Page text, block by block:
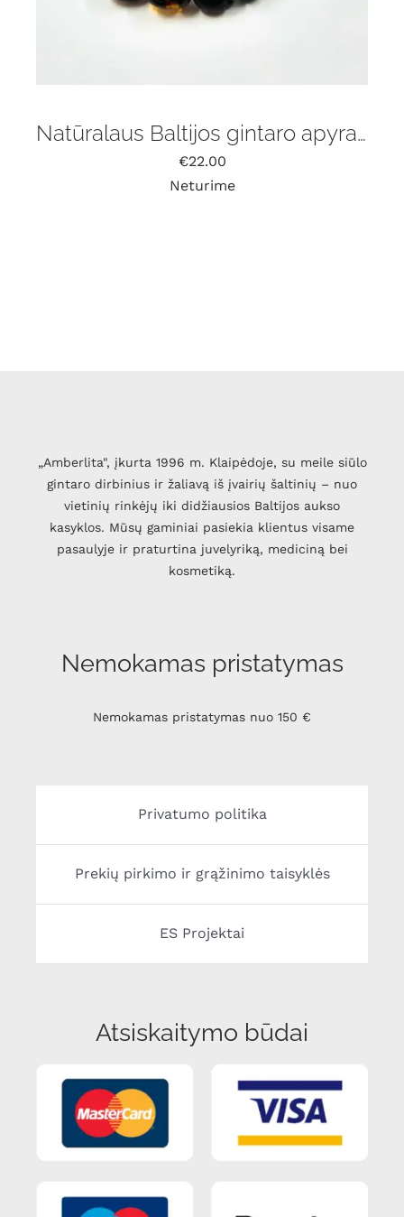
Natūralaus Baltijos gintaro apyrankė
€22.00
Neturime
„Amberlita", įkurta 1996 m. Klaipėdoje, su meile siūlo
gintaro dirbinius ir žaliavą iš įvairių šaltinių – nuo
vietinių rinkėjų iki didžiausios Baltijos aukso
kasyklos. Mūsų gaminiai pasiekia klientus visame
pasaulyje ir praturtina juvelyriką, mediciną bei
kosmetiką.
Nemokamas pristatymas
Nemokamas pristatymas nuo 150 €
Privatumo politika
Prekių pirkimo ir grąžinimo taisyklės
ES Projektai
Atsiskaitymo būdai